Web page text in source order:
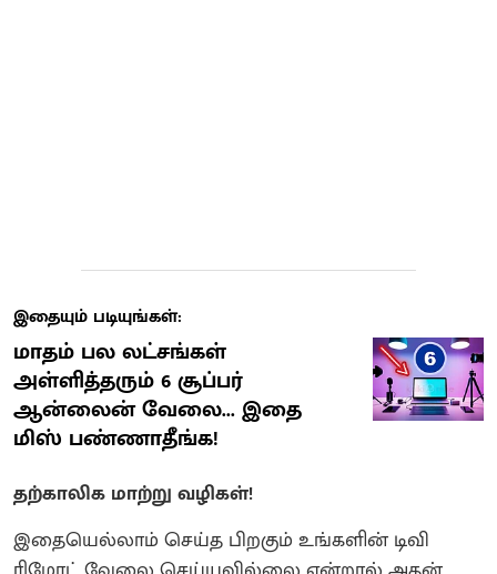
இதையும் படியுங்கள்:
மாதம் பல லட்சங்கள்
அள்ளித்தரும் 6 சூப்பர்
ஆன்லைன் வேலை... இதை
மிஸ் பண்ணாதீங்க!
தற்காலிக மாற்று வழிகள்!
இதையெல்லாம் செய்த பிறகும் உங்களின் டிவி